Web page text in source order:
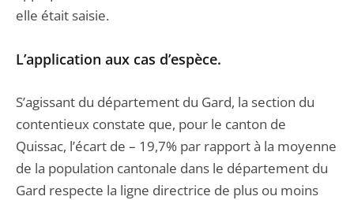
elle était saisie.
L’application aux cas d’espèce.
S’agissant du département du Gard, la section du
contentieux constate que, pour le canton de
Quissac, l’écart de – 19,7% par rapport à la moyenne
de la population cantonale dans le département du
Gard respecte la ligne directrice de plus ou moins